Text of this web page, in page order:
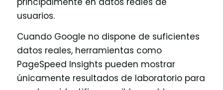
usuarios.
Cuando Google no dispone de suficientes
datos reales, herramientas como
PageSpeed Insights pueden mostrar
únicamente resultados de laboratorio para